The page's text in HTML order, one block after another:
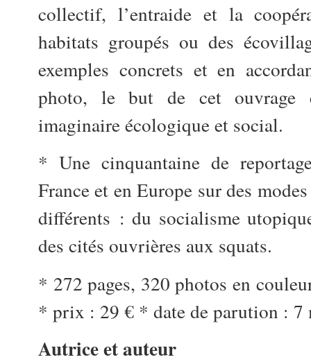
collectif, l’entraide et la
habitats groupés ou des
exemples concrets et en
photo, le but de cet ouvrage
imaginaire écologique et social.
* Une cinquantaine de
France et en Europe sur des
différents : du socialisme
des cités ouvrières aux squats.
* 272 pages, 320 photos en
* prix : 29 € * date de parution : 7
Autrice et auteur